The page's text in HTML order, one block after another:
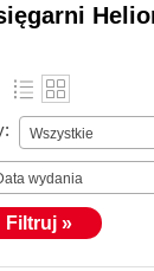
Wszystkie
wydania
Filtruj »